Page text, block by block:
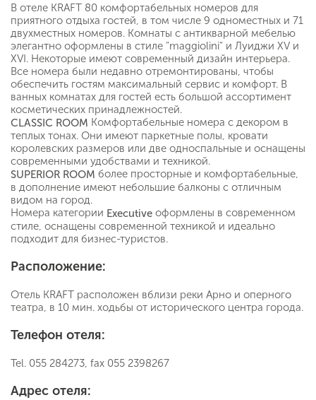
В отеле KRAFT 80 комфортабельных номеров для
приятного отдыха гостей, в том числе 9 одноместных и 71
двухместных номеров. Комнаты с антикварной мебелью
элегантно оформлены в стиле "maggiolini" и Луиджи XV и
XVI. Некоторые имеют современный дизайн интерьера.
Все номера были недавно отремонтированы, чтобы
обеспечить гостям максимальный сервис и комфорт. В
ванных комнатах для гостей есть большой ассортимент
косметических принадлежностей.
CLASSIC ROOM Комфортабельные номера с декором в
теплых тонах. Они имеют паркетные полы, кровати
королевских размеров или две односпальные и оснащены
современными удобствами и техникой.
SUPERIOR ROOM более просторные и комфортабельные,
в дополнение имеют небольшие балконы с отличным
видом на город.
Номера категории Executive оформлены в современном
стиле, оснащены современной техникой и идеально
подходит для бизнес-туристов.
Расположение:
Отель KRAFT расположен вблизи реки Арно и оперного
театра, в 10 мин. ходьбы от исторического центра города.
Телефон отеля:
Tel. 055 284273, fax 055 2398267
Адрес отеля: